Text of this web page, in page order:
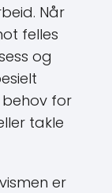
Når
felles
og
behov for
takle
er